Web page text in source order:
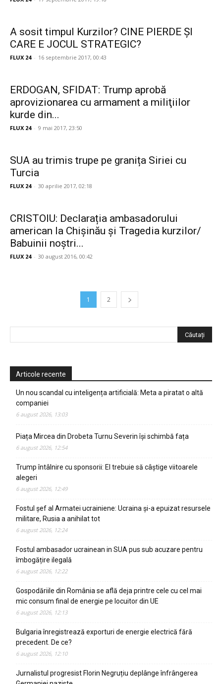
A sosit timpul Kurzilor? CINE PIERDE ȘI
CARE E JOCUL STRATEGIC?
FLUX 24 - 16 septembrie 2017, 00:43
ERDOGAN, SFIDAT: Trump aprobă
aprovizionarea cu armament a miliţiilor
kurde din...
FLUX 24 - 9 mai 2017, 23:50
SUA au trimis trupe pe granița Siriei cu
Turcia
FLUX 24 - 30 aprilie 2017, 02:18
CRISTOIU: Declarația ambasadorului
american la Chișinău și Tragedia kurzilor/
Babuinii noștri...
FLUX 24 - 30 august 2016, 00:42
1 2
Articole recente
Un nou scandal cu inteligența artificială: Meta a piratat o altă
companiei
6 august 2026, 13:03
Piața Mircea din Drobeta Turnu Severin își schimbă fața
6 august 2026, 12:54
Trump întâlnire cu sponsorii: El trebuie să câștige viitoarele
alegeri
6 august 2026, 12:49
Fostul șef al Armatei ucrainiene: Ucraina și-a epuizat resursele
militare, Rusia a anihilat tot
6 august 2026, 12:24
Fostul ambasador ucrainean in SUA pus sub acuzare pentru
îmbogățire ilegală
6 august 2026, 12:22
Gospodăriile din România se află deja printre cele cu cel mai
mic consum final de energie pe locuitor din UE
6 august 2026, 12:13
Bulgaria înregistrează exporturi de energie electrică fără
precedent. De ce?
6 august 2026, 12:10
Jurnalistul progresist Florin Negruțiu deplânge înfrângerea